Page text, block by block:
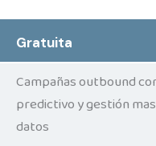
Gratuita
Campañas outbound
predictivo y gestión
datos